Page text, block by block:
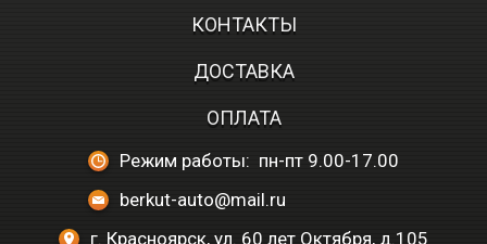
КОНТАКТЫ
ДОСТАВКА
ОПЛАТА
Режим работы: пн-пт 9.00-17.00
berkut-auto@mail.ru
г. Красноярск, ул. 60 лет Октября, д.105